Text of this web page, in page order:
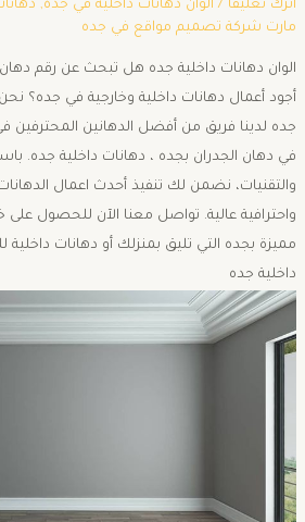
اترك تعليقاً / الوان دهانات داخلية في جده,
مارت شركة تصميم مواقع في جده
الوان دهانات داخلية جده هل تبحث عن رقم
أجود أعمال دهانات داخلية وخارجية في جده؟
جده لدينا فريق من أفضل الدهانين المحترفين
في دهان الجدران بجده ، دهانات داخلية جده.
والتقنيات، نضمن لك تنفيذ أحدث اعمال
واحترافية عالية. تواصل معنا الآن للحصول على
مميزة بجده التي تليق بمنزلك أو دهانات داخلية
داخلية جده